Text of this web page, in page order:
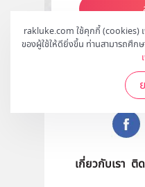
rakluke.com ใช้คุกกี้ (cookies)
ของผู้ใช้ให้ดียิ่งขึ้น ท่านสามารถศึกษ
ติด
เกี่ยวกับเรา ติ